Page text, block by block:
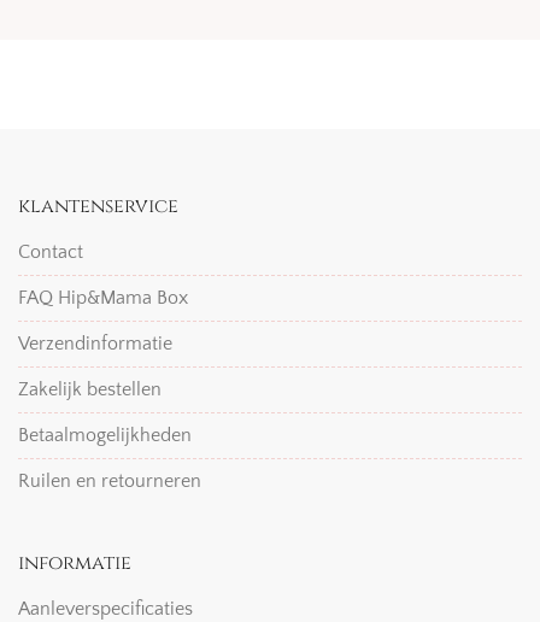
klantenservice
Contact
FAQ Hip&Mama Box
Verzendinformatie
Zakelijk bestellen
Betaalmogelijkheden
Ruilen en retourneren
informatie
Aanleverspecificaties